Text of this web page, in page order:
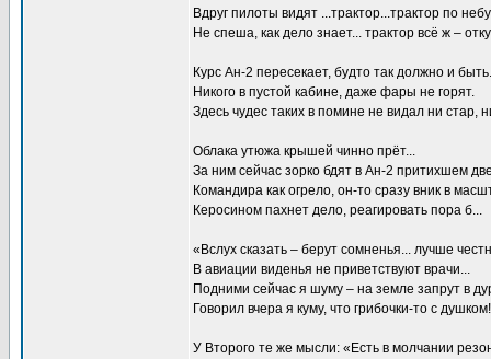
Вдруг пилоты видят ...трактор...трактор по
Не спеша, как дело знает... трактор всё ж –
Курс Ан-2 пересекает, будто так должно и
Никого в пустой кабине, даже фары не горят.
Здесь чудес таких в помине не видал ни стар,
Облака утюжа крышей чинно прёт...
За ним сейчас зорко бдят в Ан-2 притихшем
Командира как огрело, он-то сразу вник в
Керосином пахнет дело, реагировать пора б...
«Вслух сказать – берут сомненья... лучше
В авиации виденья не приветствуют врачи...
Подними сейчас я шуму – на земле запрут в
Говорил вчера я куму, что грибочки-то с
У Второго те же мысли: «Есть в молчании